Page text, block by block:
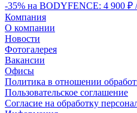
-35% на BODYFENCE: 4 900 ₽
Компания
О компании
Новости
Фотогалерея
Вакансии
Офисы
Политика в отношении
Пользовательское соглашение
Согласие на обработку